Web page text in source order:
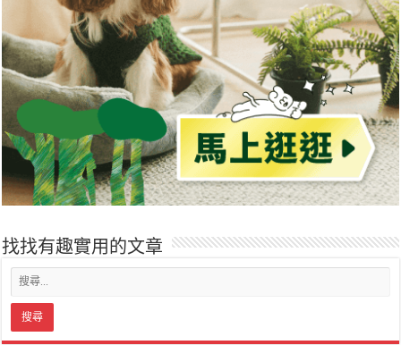
找找有趣實用的文章